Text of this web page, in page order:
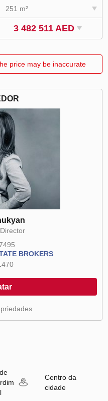
251 m²
3 482 511 AED
price may be inaccurate
BROKERS
Centro da
cidade